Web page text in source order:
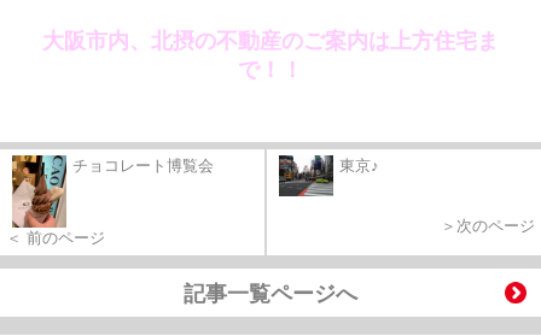
大阪市内、北摂の不動産のご案内は上方住宅ま
で！！
チョコレート博覧会
＜ 前のページ
東京♪
＞次のページ
記事一覧ページへ